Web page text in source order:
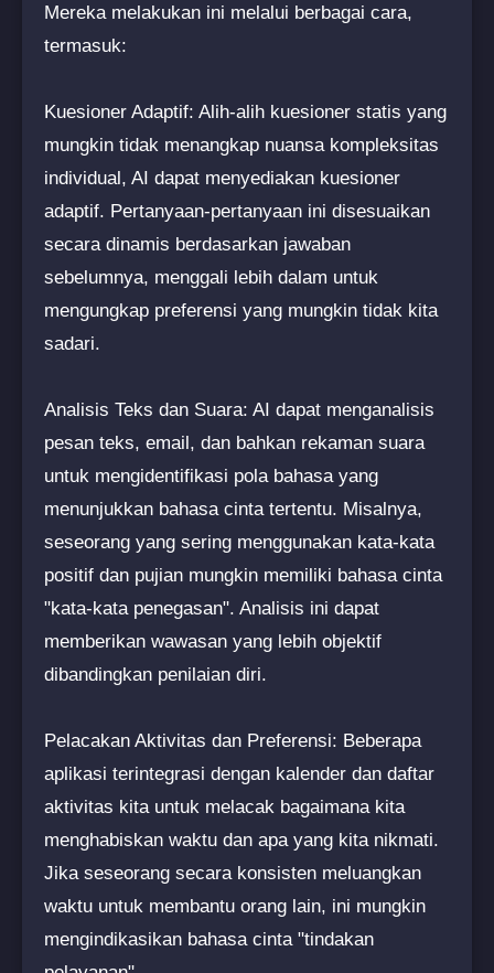
Mereka melakukan ini melalui berbagai cara,
termasuk:
Kuesioner Adaptif: Alih-alih kuesioner statis yang
mungkin tidak menangkap nuansa kompleksitas
individual, AI dapat menyediakan kuesioner
adaptif. Pertanyaan-pertanyaan ini disesuaikan
secara dinamis berdasarkan jawaban
sebelumnya, menggali lebih dalam untuk
mengungkap preferensi yang mungkin tidak kita
sadari.
Analisis Teks dan Suara: AI dapat menganalisis
pesan teks, email, dan bahkan rekaman suara
untuk mengidentifikasi pola bahasa yang
menunjukkan bahasa cinta tertentu. Misalnya,
seseorang yang sering menggunakan kata-kata
positif dan pujian mungkin memiliki bahasa cinta
"kata-kata penegasan". Analisis ini dapat
memberikan wawasan yang lebih objektif
dibandingkan penilaian diri.
Pelacakan Aktivitas dan Preferensi: Beberapa
aplikasi terintegrasi dengan kalender dan daftar
aktivitas kita untuk melacak bagaimana kita
menghabiskan waktu dan apa yang kita nikmati.
Jika seseorang secara konsisten meluangkan
waktu untuk membantu orang lain, ini mungkin
mengindikasikan bahasa cinta "tindakan